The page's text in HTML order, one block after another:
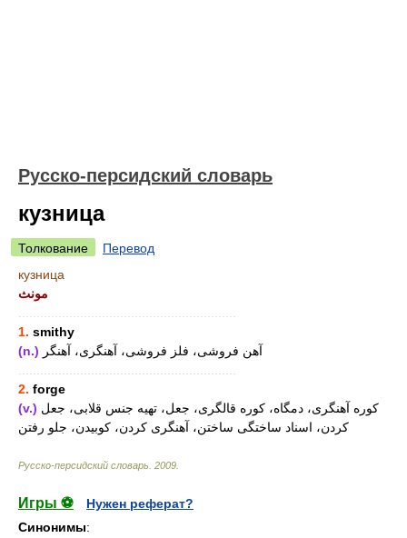
Русско-персидский словарь
кузница
Толкование
Перевод
кузница
مونث
1. smithy
(n.) آهن فروشی، فلز فروشی، آهنگری، آهنگر
2. forge
(v.)
کردن، اسناد ساختگی ساختن، آهنگری کردن، کوبیدن، جلو رفتن
Русско-персидский словарь 2009
Игры ⚽
Нужен реферат?
Синонимы: